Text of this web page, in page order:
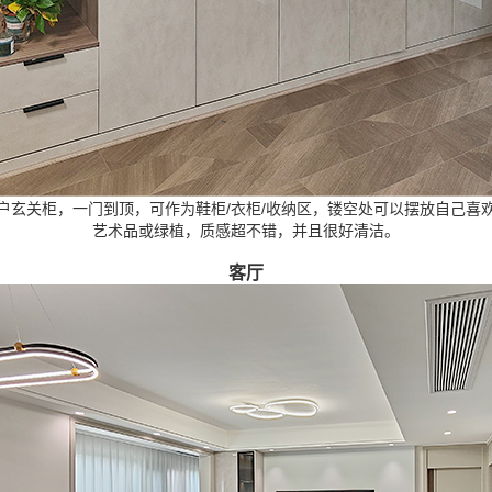
玄关柜，一门到顶，可作为鞋柜/衣柜/收纳区，镂空处可以摆放自己喜
艺术品或绿植，质感超不错，并且很好清洁。
客厅